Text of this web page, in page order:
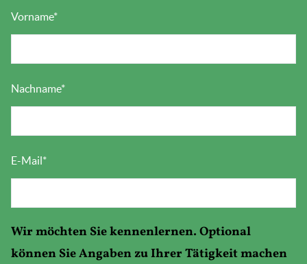
Vorname*
Nachname*
E-Mail *
Wir möchten Sie kennenlernen. Optional
können Sie Angaben zu Ihrer Tätigkeit machen